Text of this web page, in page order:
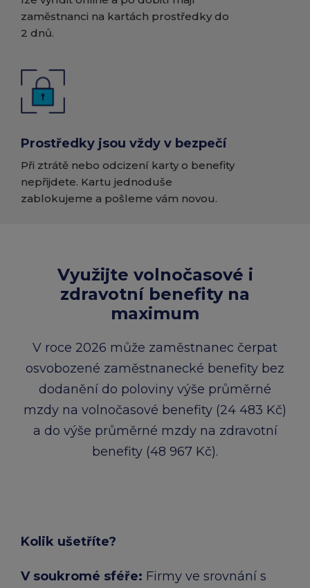
zaměstnanci na kartách prostředky do
2 dnů.
Prostředky jsou vždy v bezpečí
Při ztrátě nebo odcizení karty o benefity
nepřijdete. Kartu jednoduše
zablokujeme a pošleme vám novou.
Využijte volnočasové i
zdravotní benefity na
maximum
V roce 2026 může zaměstnanec čerpat
osvobozené zaměstnanecké benefity bez
dodanění do poloviny výše průměrné
mzdy na volnočasové benefity (24 483 Kč)
a do výše průměrné mzdy na zdravotní
benefity (48 967 Kč).
Kolik ušetříte?
V soukromé sféře:​ Firmy ve srovnání s